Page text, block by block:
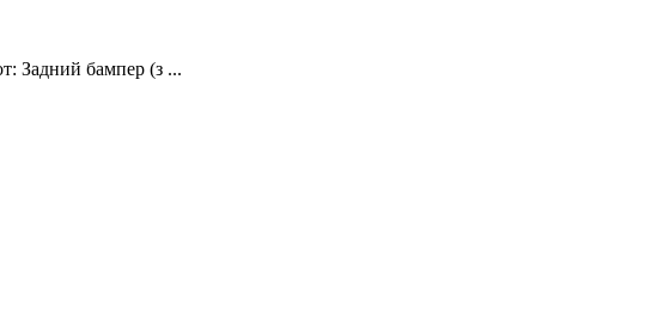
Задний бампер (з ...